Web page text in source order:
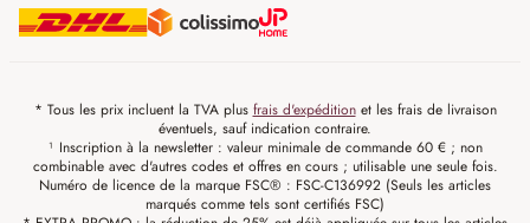
* Tous les prix incluent la TVA plus frais d'expéditionet les frais de livraison
éventuels, sauf indication contraire.
¹ Inscription à la newsletter : valeur minimale de commande 60 € ; non
combinable avec d'autres codes et offres en cours ; utilisable une seule fois.
Numéro de licence de la marque FSC® : FSC-C136992 (Seuls les articles
marqués comme tels sont certifiés FSC)